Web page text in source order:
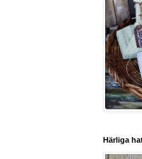
Härliga